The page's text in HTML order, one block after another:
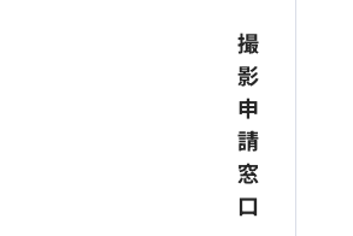
撮
影
申
請
窓
口